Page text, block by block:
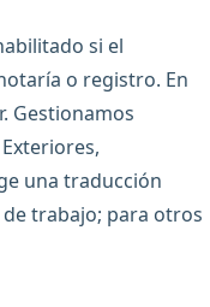
si el
o registro. En
Gestionamos
una traducción
trabajo; para otros